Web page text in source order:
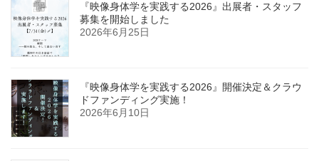
『映像身体学を実践する2026』出展者・スタッフ
募集を開始しました
2026年6月25日
『映像身体学を実践する2026』開催決定＆クラウ
ドファンディング実施！
2026年6月10日